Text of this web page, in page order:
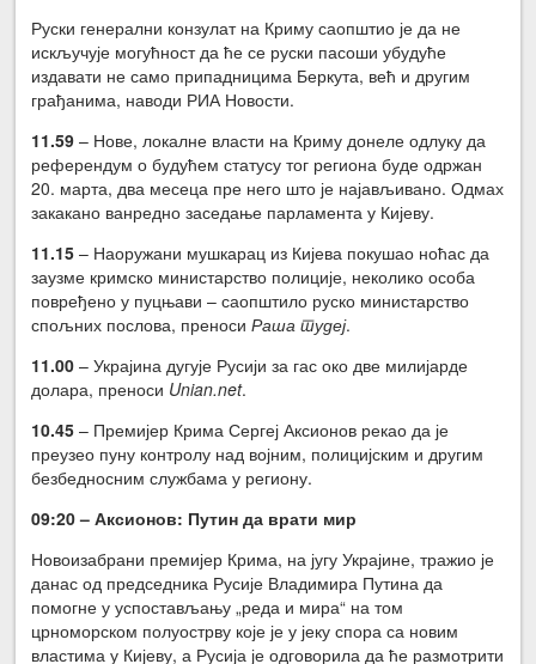
Руски генерални конзулат на Криму саопштио је да не
искључује могућност да ће се руски пасоши убудуће
издавати не само припадницима Беркута, већ и другим
грађанима, наводи РИА Новости.
11.59 – Нове, локалне власти на Криму донеле одлуку да
референдум о будућем статусу тог региона буде одржан
20. марта, два месеца пре него што је најављивано. Одмах
закакано ванредно заседање парламента у Кијеву.
11.15 – Наоружани мушкарац из Кијева покушао ноћас да
заузме кримско министарство полиције, неколико особа
повређено у пуцњави – саопштило руско министарство
спољних послова, преносиРаша тудеј.
11.00– Украјина дугује Русији за гас око две милијарде
долара, преноси Unian.net.
10.45 – Премијер Крима Сергеј Аксионов рекао да је
преузео пуну контролу над војним, полицијским и другим
безбедносним службама у региону.
09:20 – Аксионов: Путин да врати мир
Новоизабрани премијер Крима, на југу Украјине, тражио је
данас од председника Русије Владимира Путина да
помогне у успостављању „реда и мира“ на том
црноморском полуострву које је у јеку спора са новим
властима у Кијеву, а Русија је одговорила да ће размотрити